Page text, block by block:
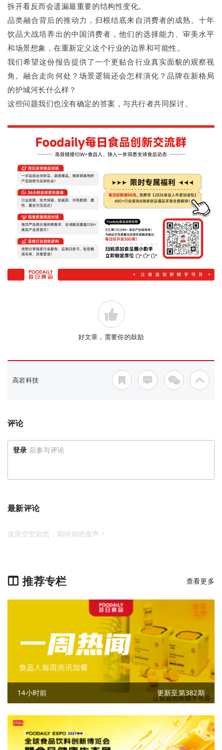
拆开看反而会遗漏最重要的结构性变化。
品类融合背后的推动力，归根结底来自消费者的成熟。十年
饮品大战培养出的中国消费者，他们的选择能力、审美水平
和场景想象，在重新定义这个行业的边界和可能性。
我们希望这份报告提供了一个更贴合行业真实面貌的观察视
角。融合走向何处？场景逻辑还会怎样演化？品牌在新格局
的护城河长什么样？
这些问题我们也没有确定的答案，与共行者共同探讨。
好文章，需要你的鼓励
高岩科技
评论
登录 后参与评论
最新评论
这里空空如也，期待你的发声！
推荐专栏 查看更多
14小时前 更新至第382期